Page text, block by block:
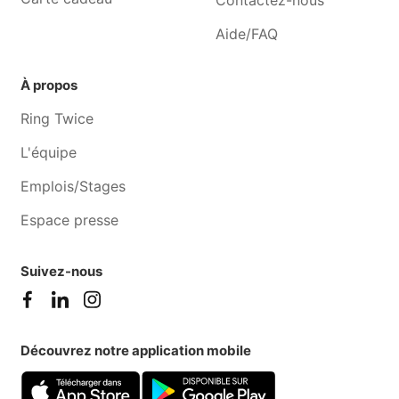
Aide/FAQ
À propos
Ring Twice
L'équipe
Emplois/Stages
Espace presse
Suivez-nous
Découvrez notre application mobile